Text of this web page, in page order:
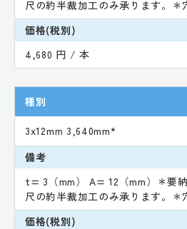
尺の約半裁加工のみ承ります。＊
価格(税別)
4,680 円 / 本
種別
3x12mm 3,640mm*
備考
t= 3（mm） A= 12（mm）＊要
尺の約半裁加工のみ承ります。＊
価格(税別)